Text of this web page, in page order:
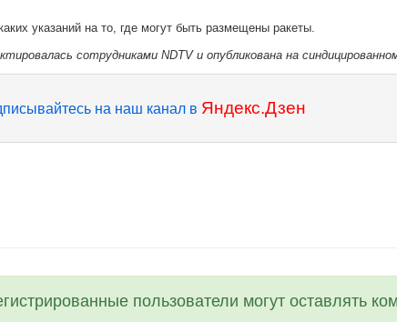
указаний на то, где могут быть размещены ракеты.
сотрудниками NDTV и опубликована на
на наш канал в Яндекс.Дзен
пользователи могут оставлять